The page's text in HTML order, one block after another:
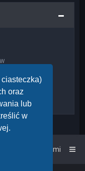
oraz
lub
w
Kontakt z nami